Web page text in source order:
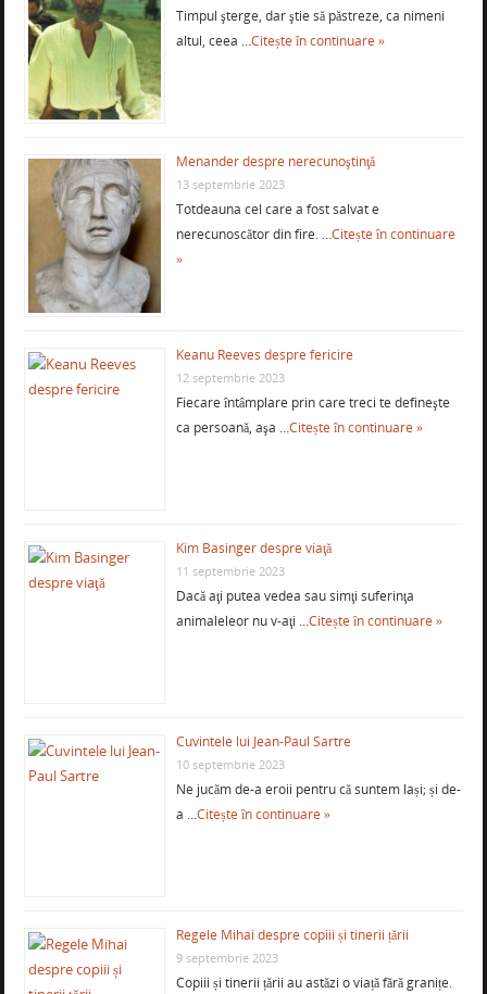
Timpul şterge, dar ştie să păstreze, ca nimeni
altul, ceea …Citește în continuare »
Menander despre nerecunoştinţă
13 septembrie 2023
Totdeauna cel care a fost salvat e
nerecunoscător din fire. …Citește în continuare
»
Keanu Reeves despre fericire
12 septembrie 2023
Fiecare întâmplare prin care treci te defineşte
ca persoană, aşa …Citește în continuare »
Kim Basinger despre viaţă
11 septembrie 2023
Dacă aţi putea vedea sau simţi suferinţa
animaleleor nu v-aţi …Citește în continuare »
Cuvintele lui Jean-Paul Sartre
10 septembrie 2023
Ne jucăm de-a eroii pentru că suntem lași; și de-
a …Citește în continuare »
Regele Mihai despre copiii și tinerii țării
9 septembrie 2023
Copiii și tinerii țării au astăzi o viață fără granițe.